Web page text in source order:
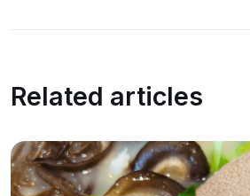
Related articles